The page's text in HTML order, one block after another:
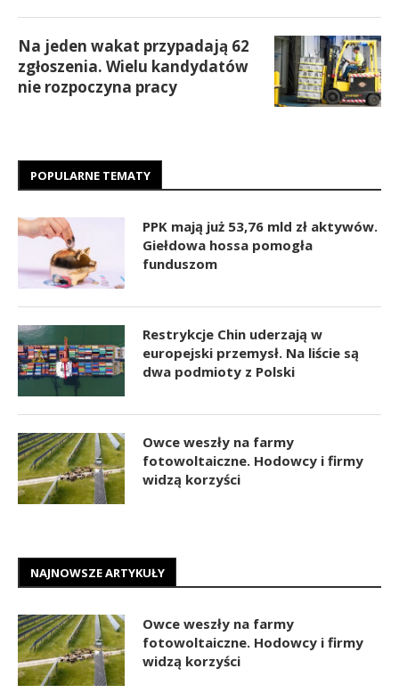
Na jeden wakat przypadają 62
zgłoszenia. Wielu kandydatów
nie rozpoczyna pracy
POPULARNE TEMATY
PPK mają już 53,76 mld zł aktywów.
Giełdowa hossa pomogła
funduszom
Restrykcje Chin uderzają w
europejski przemysł. Na liście są
dwa podmioty z Polski
Owce weszły na farmy
fotowoltaiczne. Hodowcy i firmy
widzą korzyści
NAJNOWSZE ARTYKUŁY
Owce weszły na farmy
fotowoltaiczne. Hodowcy i firmy
widzą korzyści